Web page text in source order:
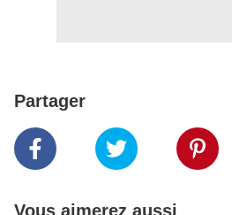
Partager
Vous aimerez aussi